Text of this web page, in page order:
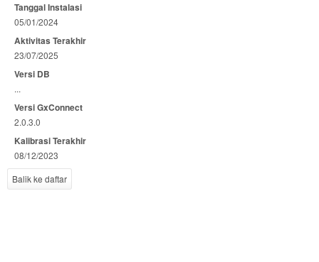
Tanggal Instalasi
05/01/2024
Aktivitas Terakhir
23/07/2025
Versi DB
...
Versi GxConnect
2.0.3.0
Kalibrasi Terakhir
08/12/2023
Balik ke daftar